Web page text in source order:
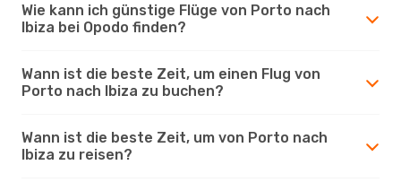
Wie kann ich günstige Flüge von Porto nach
Ibiza bei Opodo finden?
Wann ist die beste Zeit, um einen Flug von
Porto nach Ibiza zu buchen?
Wann ist die beste Zeit, um von Porto nach
Ibiza zu reisen?